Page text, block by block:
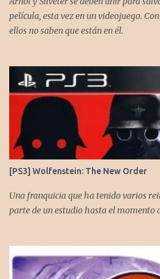
película, esta vez en un videojuego.
ellos no saben que están en él.
[PS3] Wolfenstein: The New Order
Una franquicia que ha tenido varios
parte de un estudio hasta el momento